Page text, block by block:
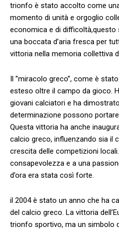
trionfo è stato accolto come
momento ​di unità e orgoglio
economica ⁢e di difficoltà,questo
una boccata d’aria fresca per
vittoria ⁤nella memoria collettiva
Il ⁤”miracolo greco”, come è
esteso ⁤oltre il campo da gioco.
giovani calciatori e‍ ha
‌determinazione possono
Questa vittoria ha anche
calcio greco, influenzando sia ‌il
crescita⁢ delle competizioni
consapevolezza e a una
d’ora⁢ era stata ​così forte.
il 2004 è stato un anno che ha
del calcio greco. La vittoria
trionfo sportivo, ma un simbolo